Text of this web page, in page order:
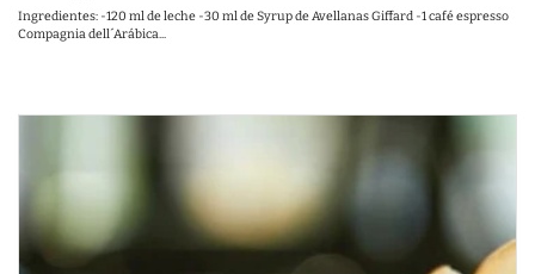
Ingredientes: -120 ml de leche -30 ml de Syrup de Avellanas Giffard -1 café espresso
Compagnia dell´Arábica...